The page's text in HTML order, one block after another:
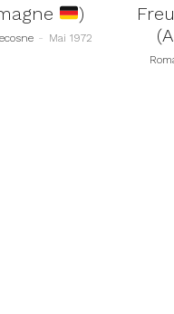
)
- Mai 1972